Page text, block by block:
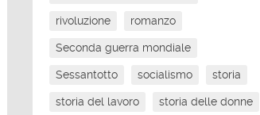
rivoluzione romanzo
Seconda guerra mondiale
Sessantotto socialismo storia
storia del lavoro storia delle donne